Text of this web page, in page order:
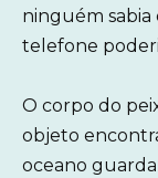
ninguém
telefone
O corpo do
objeto
oceano